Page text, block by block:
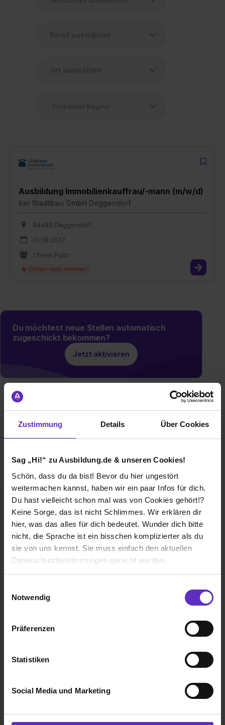
Zustimmung Details Über Cookies
Sag „Hi!“ zu Ausbildung.de & unseren Cookies!
Schön, dass du da bist! Bevor du hier ungestört
weitermachen kannst, haben wir ein paar Infos für dich.
Du hast vielleicht schon mal was von Cookies gehört!?
Keine Sorge, das ist nicht Schlimmes. Wir erklären dir
hier, was das alles für dich bedeutet. Wunder dich bitte
nicht, die Sprache ist ein bisschen komplizierter als du
sie von uns kennst. Sie muss einfach den aktuellen
Datenschutzbestimmungen gerecht werden.
Benutzung der Webseite getroffenen Einstellungen zu
Webseite zu analysieren („Statistiken“), um
Informationen zu deiner Verwendung unserer Website an
Analysen weiterzugeben und um Inhalte und Anzeigen zu
Partner führen diese Informationen möglicherweise mit
Notwendig
Präferenzen
Statistiken
Social Media und Marketing
Ausbildung Immobilienkauffrau/-mann (m/w/d)
bei Stadtbau GmbH Deggendorf
94469 Deggendorf
01.09.2027
1 freier Platz
Du möchtest neue Stellen automatisch
zugeschickt bekommen?
Jetzt aktivieren
... die Stadtbau GmbH Deggendorf im Jahr 2022 70 Jahre alt
Stadtbau GmbH Deggendorf
94469 Deggendorf
E-Mail anzeigen
Umsatz 6.800.000 €